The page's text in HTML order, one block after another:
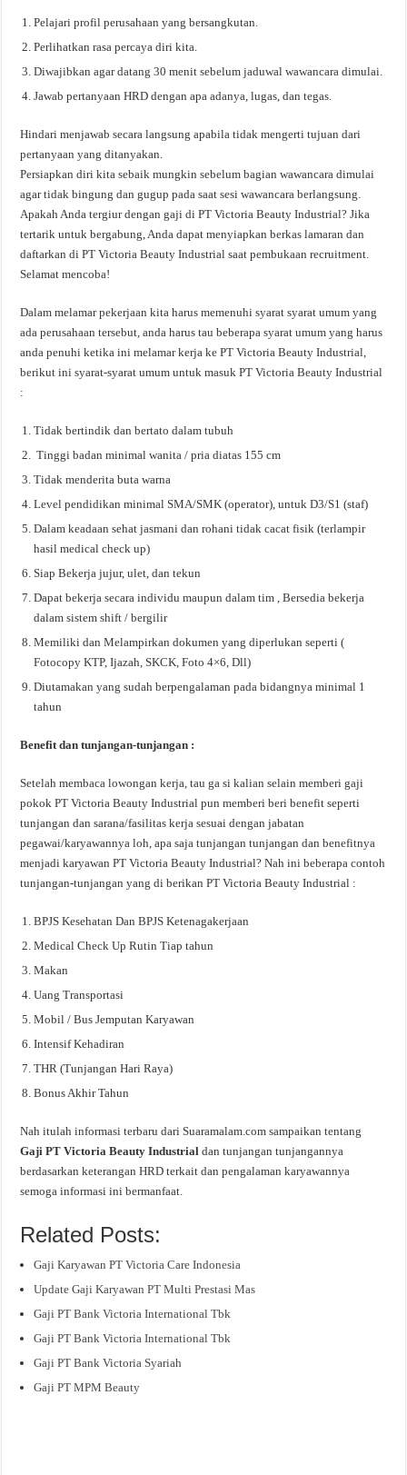
Pelajari profil perusahaan yang bersangkutan.
Perlihatkan rasa percaya diri kita.
Diwajibkan agar datang 30 menit sebelum jaduwal wawancara dimulai.
Jawab pertanyaan HRD dengan apa adanya, lugas, dan tegas.
Hindari menjawab secara langsung apabila tidak mengerti tujuan dari
pertanyaan yang ditanyakan.
Persiapkan diri kita sebaik mungkin sebelum bagian wawancara dimulai
agar tidak bingung dan gugup pada saat sesi wawancara berlangsung.
Apakah Anda tergiur dengan gaji di PT Victoria Beauty Industrial? Jika
tertarik untuk bergabung, Anda dapat menyiapkan berkas lamaran dan
daftarkan di PT Victoria Beauty Industrial saat pembukaan recruitment.
Selamat mencoba!
Dalam melamar pekerjaan kita harus memenuhi syarat syarat umum yang
ada perusahaan tersebut, anda harus tau beberapa syarat umum yang harus
anda penuhi ketika ini melamar kerja ke PT Victoria Beauty Industrial,
berikut ini syarat-syarat umum untuk masuk PT Victoria Beauty Industrial
:
Tidak bertindik dan bertato dalam tubuh
Tinggi badan minimal wanita / pria diatas 155 cm
Tidak menderita buta warna
Level pendidikan minimal SMA/SMK (operator), untuk D3/S1 (staf)
Dalam keadaan sehat jasmani dan rohani tidak cacat fisik (terlampir
hasil medical check up)
Siap Bekerja jujur, ulet, dan tekun
Dapat bekerja secara individu maupun dalam tim , Bersedia bekerja
dalam sistem shift / bergilir
Memiliki dan Melampirkan dokumen yang diperlukan seperti (
Fotocopy KTP, Ijazah, SKCK, Foto 4×6, Dll)
Diutamakan yang sudah berpengalaman pada bidangnya minimal 1
tahun
Benefit dan tunjangan-tunjangan :
Setelah membaca lowongan kerja, tau ga si kalian selain memberi gaji
pokok PT Victoria Beauty Industrial pun memberi beri benefit seperti
tunjangan dan sarana/fasilitas kerja sesuai dengan jabatan
pegawai/karyawannya loh, apa saja tunjangan tunjangan dan benefitnya
menjadi karyawan PT Victoria Beauty Industrial? Nah ini beberapa contoh
tunjangan-tunjangan yang di berikan PT Victoria Beauty Industrial :
BPJS Kesehatan Dan BPJS Ketenagakerjaan
Medical Check Up Rutin Tiap tahun
Makan
Uang Transportasi
Mobil / Bus Jemputan Karyawan
Intensif Kehadiran
THR (Tunjangan Hari Raya)
Bonus Akhir Tahun
Nah itulah informasi terbaru dari Suaramalam.com sampaikan tentang
Gaji PT Victoria Beauty Industrialdan tunjangan tunjangannya
berdasarkan keterangan HRD terkait dan pengalaman karyawannya
semoga informasi ini bermanfaat.
Related Posts:
Gaji Karyawan PT Victoria Care Indonesia
Update Gaji Karyawan PT Multi Prestasi Mas
Gaji PT Bank Victoria International Tbk
Gaji PT Bank Victoria International Tbk
Gaji PT Bank Victoria Syariah
Gaji PT MPM Beauty